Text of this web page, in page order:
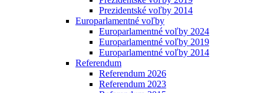
Prezidentské voľby 2014
Europarlamentné voľby
Europarlamentné voľby 2024
Europarlamentné voľby 2019
Europarlamentné voľby 2014
Referendum
Referendum 2026
Referendum 2023